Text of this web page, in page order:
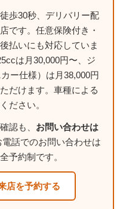
歩30秒、デリバリー配
です。任意保険付き・
払いにも対応していま
は月30,000円〜、ジ
ー仕様）は月38,000円
だけます。車種による
ださい。
認も、 お問い合わせは
話でのお問い合わせは
予約制です。
店を予約する